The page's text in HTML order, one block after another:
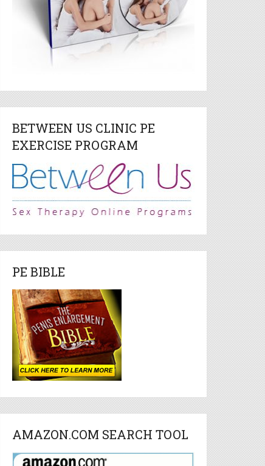
BETWEEN US CLINIC PE
EXERCISE PROGRAM
PE BIBLE
AMAZON.COM SEARCH TOOL